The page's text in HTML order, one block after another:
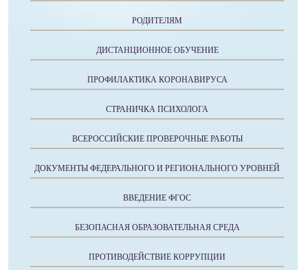
РОДИТЕЛЯМ
ДИСТАНЦИОННОЕ ОБУЧЕНИЕ
ПРОФИЛАКТИКА КОРОНАВИРУСА
СТРАНИЧКА ПСИХОЛОГА
ВСЕРОССИЙСКИЕ ПРОВЕРОЧНЫЕ РАБОТЫ
ДОКУМЕНТЫ ФЕДЕРАЛЬНОГО И РЕГИОНАЛЬНОГО УРОВНЕЙ
ВВЕДЕНИЕ ФГОС
БЕЗОПАСНАЯ ОБРАЗОВАТЕЛЬНАЯ СРЕДА
ПРОТИВОДЕЙСТВИЕ КОРРУПЦИИ